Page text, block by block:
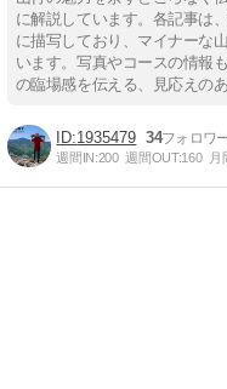
に解説しています。各記事は
に描写しており、マイナーな
います。写真やコースの情報
の臨場感を伝える、見応えの
1935479 34
週間IN:200 週間OUT:160 月